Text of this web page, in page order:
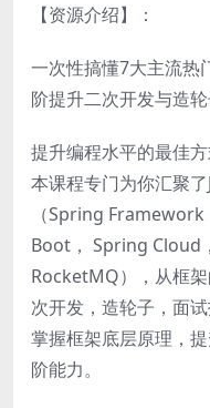
【资源介绍】：
一次性搞懂7大主流热
阶提升二次开发与造
提升编程水平的最佳
本课程专门为你汇聚
（Spring
Boot， Spring Cloud
RocketMQ），从框
次开发，造轮子，面
掌握框架底层原理，
阶能力。